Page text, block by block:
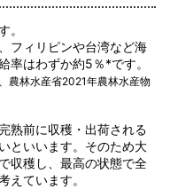
。
フィリピンや台湾など海
率はわずか約5％*です。
農林水産省2021年農林水産物
熟前に収穫・出荷される
といいます。そのため大
収穫し、最高の状態で全
えています。